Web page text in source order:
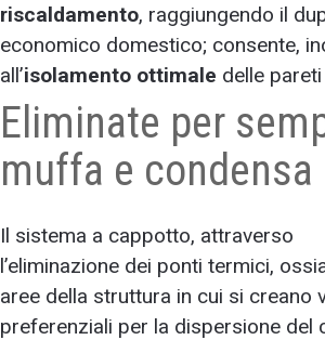
riscaldamento, raggiungendo il
economico domestico; consente,
all’isolamento ottimale delle
Eliminate per
muffa e condensa
Il sistema a cappotto, attraverso
l’eliminazione dei ponti termici,
aree della struttura in cui si creano
preferenziali per la dispersione del